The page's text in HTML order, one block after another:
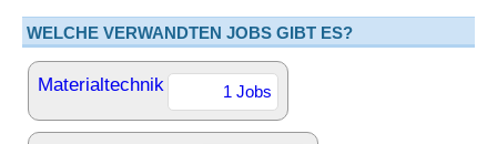
WELCHE VERWANDTEN JOBS GIBT ES?
Materialtechnik 1 Jobs